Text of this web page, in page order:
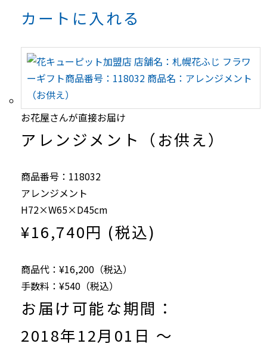
カートに入れる
お花屋さんが直接お届け
アレンジメント（お供え）
商品番号：118032
アレンジメント
H72×W65×D45cm
¥16,740円 (税込)
商品代：¥16,200（税込）
手数料：¥540（税込）
お届け可能な期間：
2018年12月01日 ～